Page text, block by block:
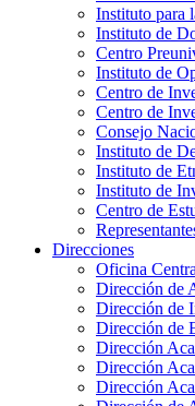
Instituto para
Instituto de
Centro
Instituto de
Centro de
Centro de
Consejo
Instituto de
Instituto de
Instituto de
Centro de
Direcciones
Oficina
Dirección de
Dirección de
Dirección de
Dirección
Dirección
Dirección